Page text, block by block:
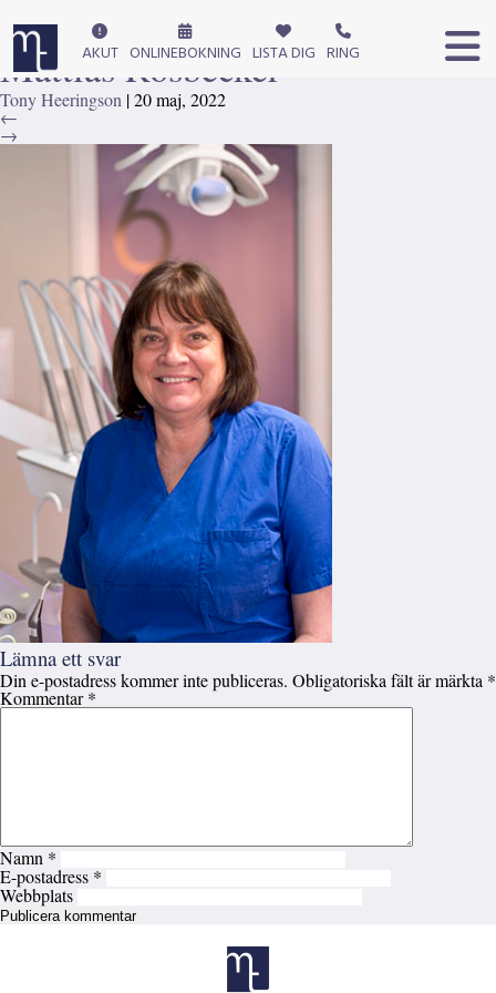
AKUT ONLINEBOKNING LISTA DIG RING
Doris Tandsköterska_300px
←
Mattias Rosbecker
Tony Heeringson |20 maj, 2022
←
→
Lämna ett svar
Din e-postadress kommer inte publiceras. Obligatoriska fält är märkta *
Kommentar*
Namn *
E-postadress *
Webbplats